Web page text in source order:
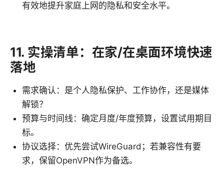
有效地提升家庭上网的隐私和安全水平。
11. 实操清单：在家/在桌面环境快速
落地
需求确认：是个人隐私保护、工作协作，还是媒体
解锁？
预算与时间线：确定月度/年度预算，设置试用期目
标。
协议选择：优先尝试WireGuard；若兼容性有要
求，保留OpenVPN作为备选。